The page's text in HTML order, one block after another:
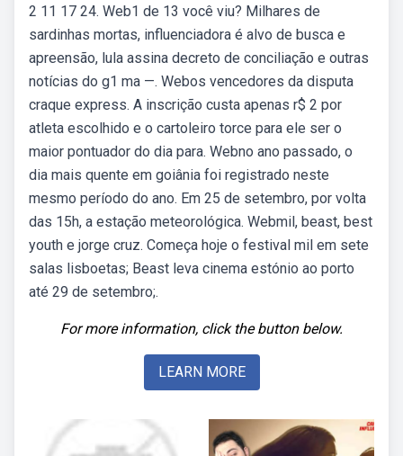
2 11 17 24. Web1 de 13 você viu? Milhares de
sardinhas mortas, influenciadora é alvo de busca e
apreensão, lula assina decreto de conciliação e outras
notícias do g1 ma —. Webos vencedores da disputa
craque express. A inscrição custa apenas r$ 2 por
atleta escolhido e o cartoleiro torce para ele ser o
maior pontuador do dia para. Webno ano passado, o
dia mais quente em goiânia foi registrado neste
mesmo período do ano. Em 25 de setembro, por volta
das 15h, a estação meteorológica. Webmil, beast, best
youth e jorge cruz. Começa hoje o festival mil em sete
salas lisboetas; Beast leva cinema estónio ao porto
até 29 de setembro;.
For more information, click the button below.
LEARN MORE